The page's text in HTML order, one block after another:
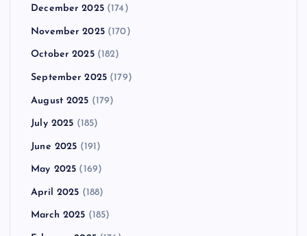
December 2025(174)
November 2025(170)
October 2025(182)
September 2025 (179)
August 2025 (179)
July 2025 (185)
June 2025 (191)
May 2025 (169)
April 2025 (188)
March 2025 (185)